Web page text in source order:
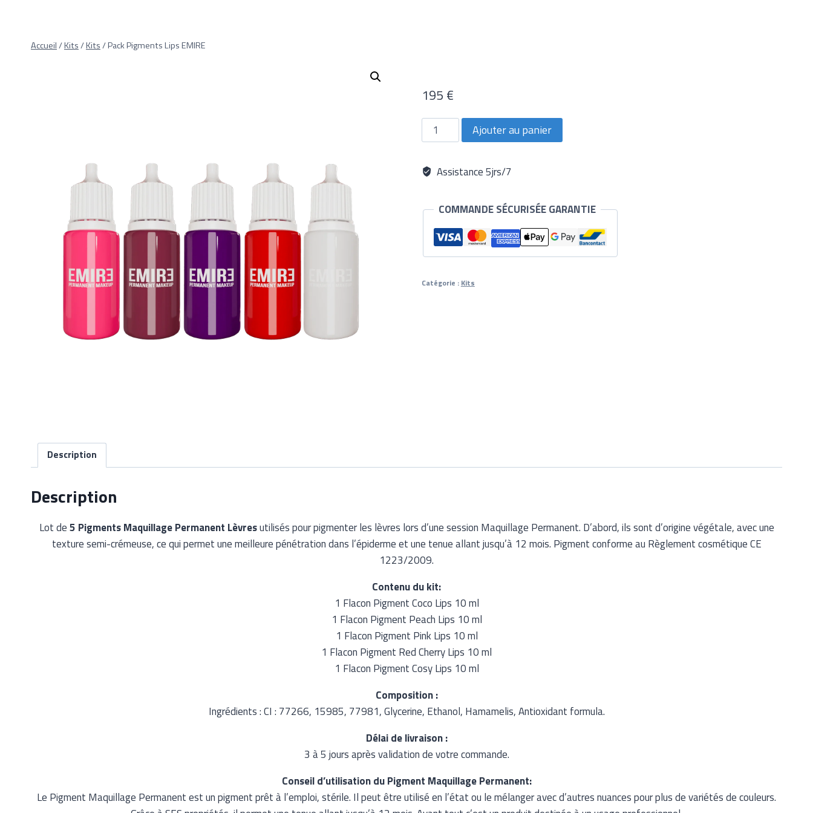
contenuAccueil/Kits/Kits/Pack Pigments Lips EMIRE
195 €
quantité
Pack
Lips
EMIRE
Ajouter au panier
Assistance 5jrs/7
COMMANDE SÉCURISÉE GARANTIE
Catégorie : Kits
Description
Description
Lot de5 Pigments Maquillage Permanent Lèvresutilisés pour pigmenter les lèvres lors d’une session Maquillage Permanent. D’abord, ils sont d’origine végétale, avec une
texture semi-crémeuse, ce qui permet une meilleure pénétration dans l’épiderme et une tenue allant jusqu’à 12 mois. Pigment conforme au Règlement cosmétique CE
1223/2009.
Contenu du kit:
1 Flacon Pigment Coco Lips 10 ml
1 Flacon Pigment Peach Lips 10 ml
1 Flacon Pigment Pink Lips 10 ml
1 Flacon Pigment Red Cherry Lips 10 ml
1 Flacon Pigment Cosy Lips 10 ml
Composition :
Ingrédients : CI : 77266, 15985, 77981, Glycerine, Ethanol, Hamamelis, Antioxidant formula.
Délai de livraison :
3 à 5 jours après validation de votre commande.
Conseil d’utilisation du Pigment Maquillage Permanent:
Le Pigment Maquillage Permanent est un pigment prêt à l’emploi, stérile. Il peut être utilisé en l’état ou le mélanger avec d’autres nuances pour plus de variétés de couleurs.